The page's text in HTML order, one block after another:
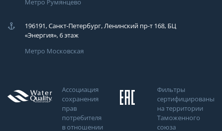
Метро Румянцево
196191, Санкт-Петербург, Ленинский пр-т 168, БЦ
«Энергия», 6 этаж
Метро Московская
Ассоциация
сохранения
прав
потребителя
в отношении
Фильтры
сертифицированы
на территории
Таможенного
союза